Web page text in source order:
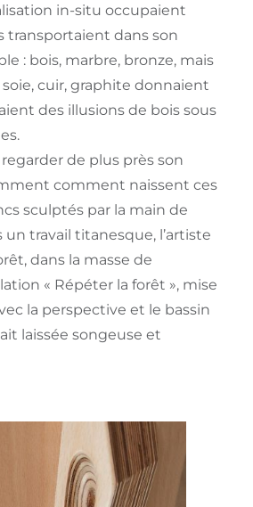
in-situ occupaient
transportaient dans son
: bois, marbre, bronze, mais
cuir, graphite donnaient
des illusions de bois sous
de plus près son
comment naissent ces
sculptés par la main de
un travail titanesque, l’artiste
dans la masse de
« Répéter la forêt », mise
la perspective et le bassin
laissée songeuse et